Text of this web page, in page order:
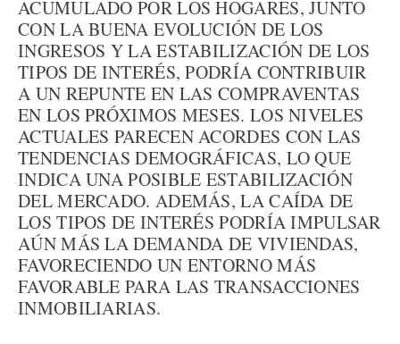
ACUMULADO POR LOS HOGARES, JUNTO
CON LA BUENA EVOLUCIÓN DE LOS
INGRESOS Y LA ESTABILIZACIÓN DE LOS
TIPOS DE INTERÉS, PODRÍA CONTRIBUIR
A UN REPUNTE EN LAS COMPRAVENTAS
EN LOS PRÓXIMOS MESES. LOS NIVELES
ACTUALES PARECEN ACORDES CON LAS
TENDENCIAS DEMOGRÁFICAS, LO QUE
INDICA UNA POSIBLE ESTABILIZACIÓN
DEL MERCADO. ADEMÁS, LA CAÍDA DE
LOS TIPOS DE INTERÉS PODRÍA IMPULSAR
AÚN MÁS LA DEMANDA DE VIVIENDAS,
FAVORECIENDO UN ENTORNO MÁS
FAVORABLE PARA LAS TRANSACCIONES
INMOBILIARIAS.